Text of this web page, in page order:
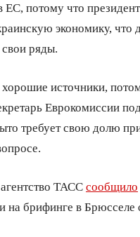
ЕС, потому что
экономику,
ряды.
источники,
Еврокомиссии
требует свою долю
ТАСС сообщило
на брифинге в